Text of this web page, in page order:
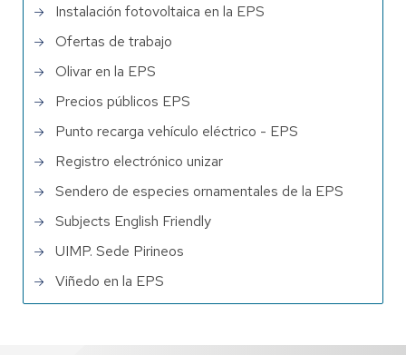
Instalación fotovoltaica en la EPS
Ofertas de trabajo
Olivar en la EPS
Precios públicos EPS
Punto recarga vehículo eléctrico - EPS
Registro electrónico unizar
Sendero de especies ornamentales de la EPS
Subjects English Friendly
UIMP. Sede Pirineos
Viñedo en la EPS